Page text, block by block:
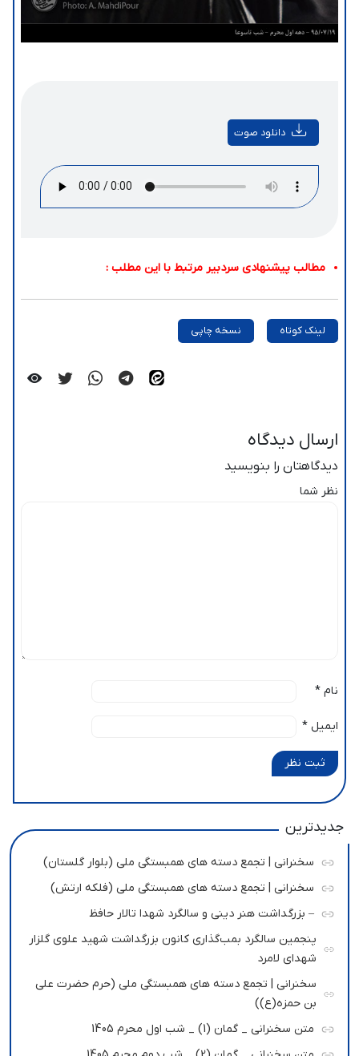
دانلود صوت
مطالب پیشنهادی سردبیر مرتبط با این مطلب :
لینک کوتاه نسخه چاپی
ارسال دیدگاه
دیدگاهتان را بنویسید
نظر شما
نام *
ایمیل *
ثبت نظر
جدیدترین
سخنرانی | تجمع دسته های همبستگی ملی (بلوار گلستان)
سخنرانی | تجمع دسته های همبستگی ملی (فلکه ارتش)
– بزرگداشت هنر دینی و سالگرد شهدا تالار حافظ
پنجمین سالگرد بمب‌گذاری کانون بزرگداشت شهید علوی گلزار
شهدای لامرد
سخنرانی | تجمع دسته های همبستگی ملی (حرم حضرت علی
بن حمزه(ع))
متن سخنرانی _ گمان (1) _ شب اول محرم 1405